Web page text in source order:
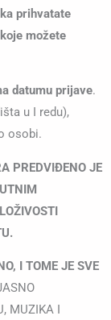
prihvatate
možete
datumu prijave.
u I redu),
osobi.
PREDVIĐENO JE
I TOME JE SVE
MUZIKA I